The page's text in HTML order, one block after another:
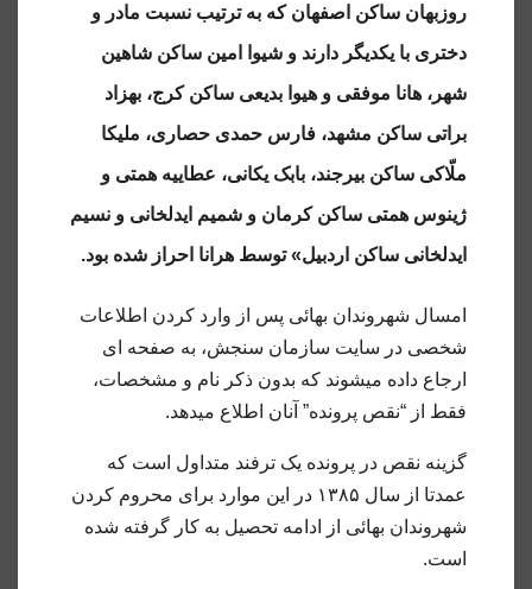
روزبهان ساکن اصفهان که به ترتیب نسبت مادر و
دختری با یکدیگر دارند و شیوا امین ساکن شاهین
شهر، هانا موفقی و هیوا بدیعی ساکن کرج، بهزاد
براتی ساکن مشهد، فارس حمدی حصاری، ملیکا
ملّاکی ساکن بیرجند، بابک یکانی، عطاییه همتی و
ژینوس همتی ساکن کرمان و شمیم ایدلخانی و نسیم
ایدلخانی ساکن اردبیل» توسط هرانا احراز شده بود.
امسال شهروندان بهائی پس از وارد کردن اطلاعات
شخصی در سایت سازمان سنجش، به صفحه ای
ارجاع داده میشوند که بدون ذکر نام و مشخصات،
فقط از “نقص پرونده” آنان اطلاع میدهد.
گزینه نقص در پرونده یک ترفند متداول است که
عمدتا از سال ۱۳۸۵ در این موارد برای محروم کردن
شهروندان بهائی از ادامه تحصیل به کار گرفته شده
است.